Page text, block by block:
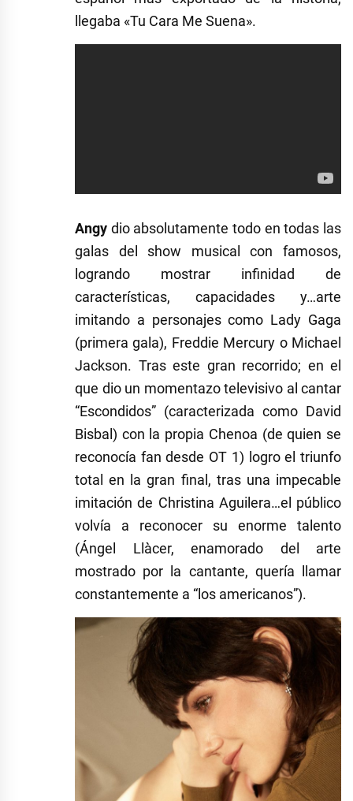
llegaba «Tu Cara Me Suena».
Angy dio absolutamente todo en todas las
galas del show musical con famosos,
logrando mostrar infinidad de
características, capacidades y…arte
imitando a personajes como Lady Gaga
(primera gala), Freddie Mercury o Michael
Jackson. Tras este gran recorrido; en el
que dio un momentazo televisivo al cantar
“Escondidos” (caracterizada como David
Bisbal) con la propia Chenoa (de quien se
reconocía fan desde OT 1) logro el triunfo
total en la gran final, tras una impecable
imitación de Christina Aguilera…el público
volvía a reconocer su enorme talento
(Ángel Llàcer, enamorado del arte
mostrado por la cantante, quería llamar
constantemente a “los americanos”).